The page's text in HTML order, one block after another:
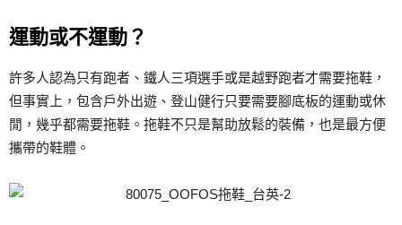
運動或不運動？
許多人認為只有跑者、鐵人三項選手或是越野跑者才需要拖鞋，
但事實上，包含戶外出遊、登山健行只要需要腳底板的運動或休
閒，幾乎都需要拖鞋。拖鞋不只是幫助放鬆的裝備，也是最方便
攜帶的鞋體。